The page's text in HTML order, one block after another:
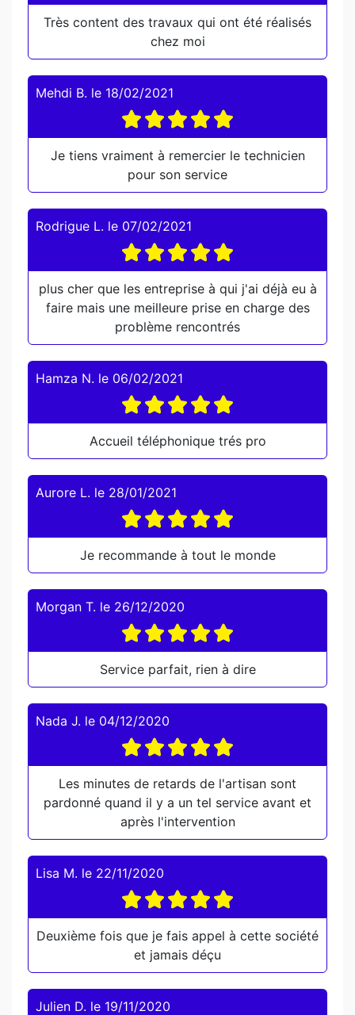
Très content des travaux qui ont été réalisés
chez moi
Mehdi B. le 18/02/2021
Je tiens vraiment à remercier le technicien
pour son service
Rodrigue L. le 07/02/2021
plus cher que les entreprise à qui j'ai déjà eu à
faire mais une meilleure prise en charge des
problème rencontrés
Hamza N. le 06/02/2021
Accueil téléphonique trés pro
Aurore L. le 28/01/2021
Je recommande à tout le monde
Morgan T. le 26/12/2020
Service parfait, rien à dire
Nada J. le 04/12/2020
Les minutes de retards de l'artisan sont
pardonné quand il y a un tel service avant et
après l'intervention
Lisa M. le 22/11/2020
Deuxième fois que je fais appel à cette société
et jamais déçu
Julien D. le 19/11/2020